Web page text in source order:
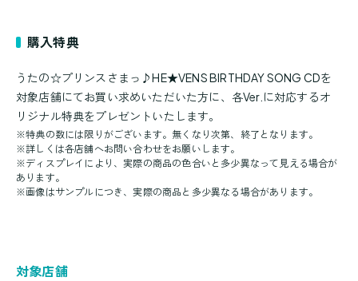
購入特典
うたの☆プリンスさまっ♪HE★VENS BIRTHDAY SONG CDを
対象店舗にてお買い求めいただいた方に、各Ver.に対応するオ
リジナル特典をプレゼントいたします。
※特典の数には限りがございます。無くなり次第、終了となります。
※詳しくは各店舗へお問い合わせをお願いします。
※ディスプレイにより、実際の商品の色合いと多少異なって見える場合が
あります。
※画像はサンプルにつき、実際の商品と多少異なる場合があります。
対象店舗